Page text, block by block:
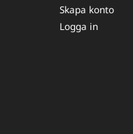
Skapa konto
Logga in